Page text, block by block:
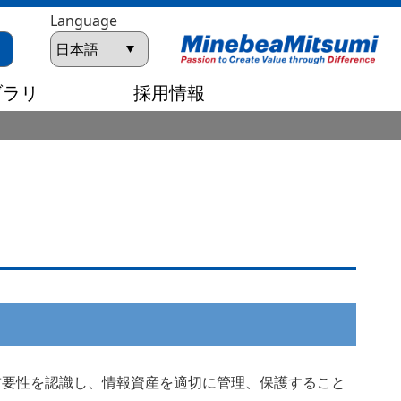
Language
リ 採用情報
性を認識し、情報資産を適切に管理、保護すること